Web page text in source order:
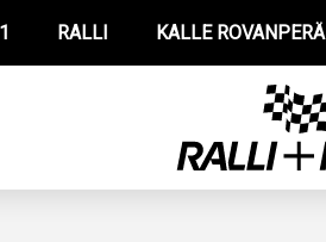
RALLI KALLE ROVANPERÄ